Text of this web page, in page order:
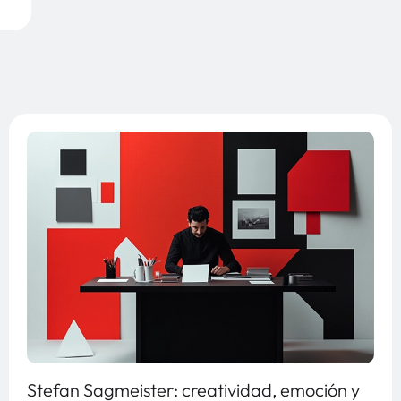
Stefan Sagmeister: creatividad, emoción y